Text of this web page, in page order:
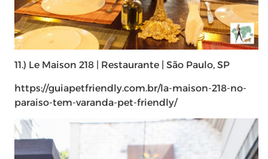
11.) Le Maison 218 | Restaurante | São Paulo, SP
https://guiapetfriendly.com.br/la-maison-218-no-
paraiso-tem-varanda-pet-friendly/